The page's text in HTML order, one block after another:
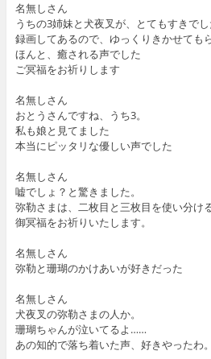
名無しさん
うちの3姉妹と犬夜叉が、とてもすきで
録画してあるので、ゆっくりきかせても
ほんと、癒される声でした
ご冥福をお祈りします
名無しさん
おとうさんですね、うち3。
私も娘と見てました
本当にピッタリな優しい声でした
名無しさん
嘘でしょ？と驚きました。
弥勒さまは、二枚目と三枚目を使い分け
御冥福をお祈りいたします。
名無しさん
弥勒と珊瑚のかけあいが好きだった
名無しさん
犬夜叉の弥勒さまの人か。
珊瑚ちゃんが泣いてるよ……
あの知的で落ち着いた声、好きやったわ。